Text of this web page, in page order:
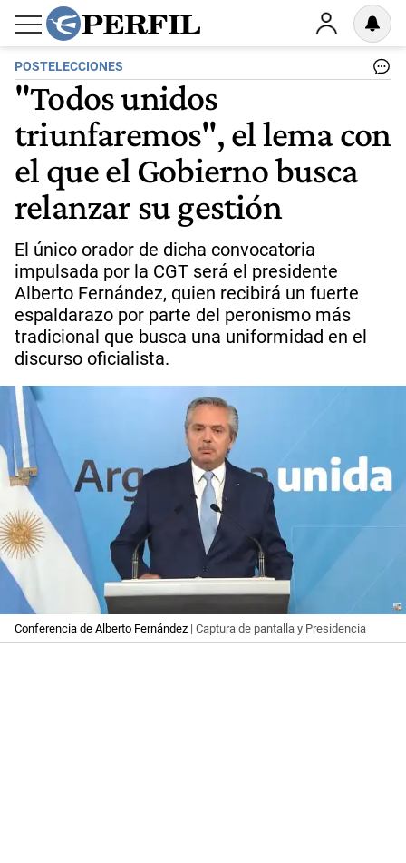
POSTELECCIONES
"Todos unidos
triunfaremos", el lema con
el que el Gobierno busca
relanzar su gestión
El único orador de dicha convocatoria
impulsada por la CGT será el presidente
Alberto Fernández, quien recibirá un fuerte
espaldarazo por parte del peronismo más
tradicional que busca una uniformidad en el
discurso oficialista.
Conferencia de Alberto Fernández | Captura de pantalla y Presidencia